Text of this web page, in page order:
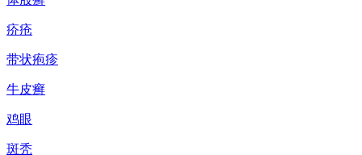
疥疮
带状疱疹
牛皮癣
鸡眼
斑秃